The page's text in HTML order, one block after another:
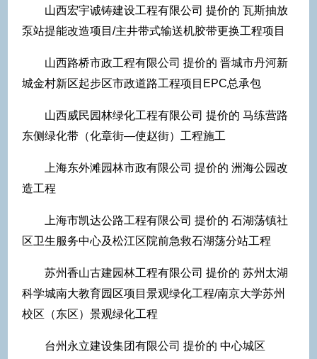
山西宏宇诚铸建设工程有限公司 提价的 瓦斯抽放
泵站提能改造项目/主井带式输送机胶带更换工程项目
山西路桥市政工程有限公司 提价的 晋城市丹河新
城金村新区起步区市政道路工程项目EPC总承包
山西威民园林绿化工程有限公司 提价的 马练营路
东侧绿化带（化章街—使赵街）工程施工
上海东外滩园林市政有限公司 提价的 洲海公园改
造工程
上海市凯达公路工程有限公司 提价的 石湖荡镇社
区卫生服务中心及松江区院前急救石湖荡分站工程
苏州香山古建园林工程有限公司 提价的 苏州太湖
科学城南大教育园区项目景观绿化工程/南京大学苏州
校区（东区）景观绿化工程
台州永立建设集团有限公司 提价的 中心城区